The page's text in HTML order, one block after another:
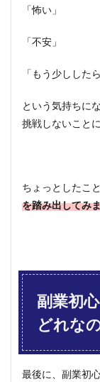
「怖い」
「不安」
「もう少しした
という気持ちに
挑戦しないこと
ちょっとしたこ
を踏み出してみ
副業初
どれな
最後に、副業初